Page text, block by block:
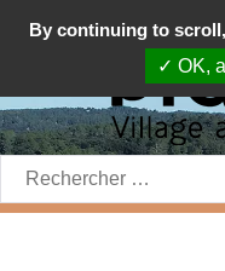
Rechercher:
By continuing to scroll,
✓ OK,